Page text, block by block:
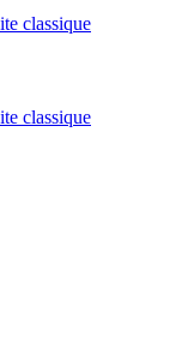
classique
classique